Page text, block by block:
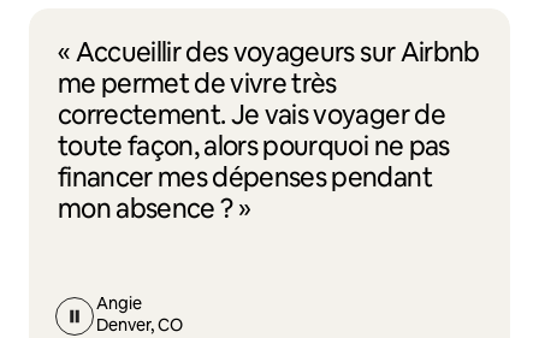
« Accueillir des voyageurs sur Airbnb
me permet de vivre très
correctement. Je vais voyager de
toute façon, alors pourquoi ne pas
financer mes dépenses pendant
mon absence ? »
Angie
Denver, CO